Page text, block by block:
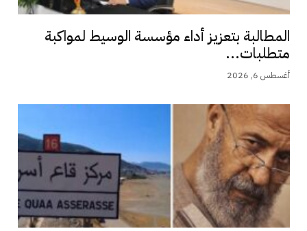
المطالبة بتعزيز أداء مؤسسة الوسيط لمواكبة
متطلبات...
أغسطس 6, 2026